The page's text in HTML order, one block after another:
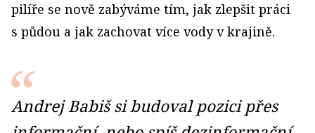
pilíře se nově zabýváme tím, jak zlepšit práci
s půdou a jak zachovat více vody v krajině.
Andrej Babiš si budoval pozici přes